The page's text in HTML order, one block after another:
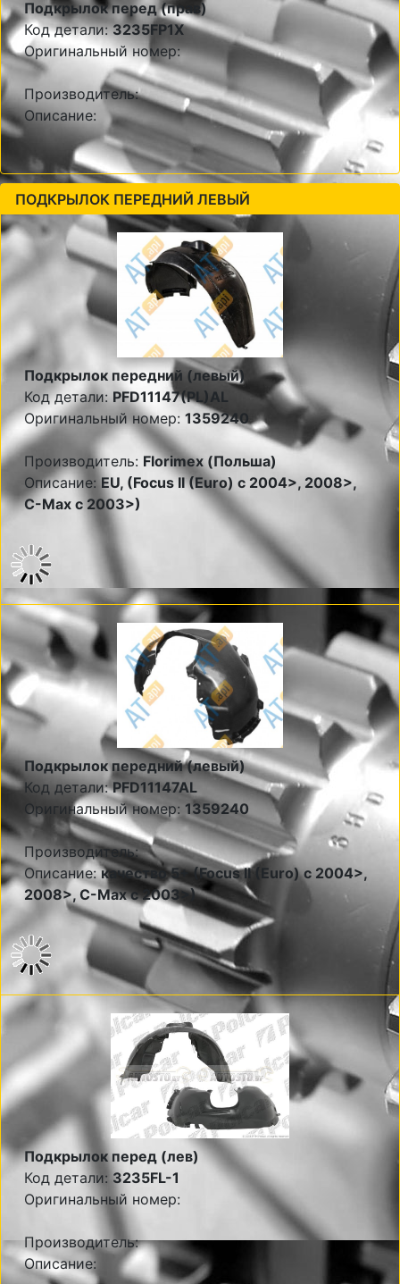
Подкрылок перед (прав)
Код детали:3235FP1X
Оригинальный номер:
Производитель:
Описание:
ПОДКРЫЛОК ПЕРЕДНИЙ ЛЕВЫЙ
Подкрылок передний (левый)
Код детали: PFD11147(PL)AL
Оригинальный номер: 1359240
Производитель: Florimex (Польша)
Описание: EU, (Focus II (Euro) c 2004>, 2008>,
C-Max c 2003>)
Подкрылок передний (левый)
Код детали:PFD11147AL
Оригинальный номер: 1359240
Производитель:
Описание:качество 5+ (Focus II (Euro) c 2004>,
2008>, C-Max c 2003>)
Подкрылок перед (лев)
Код детали: 3235FL-1
Оригинальный номер:
Производитель:
Описание: